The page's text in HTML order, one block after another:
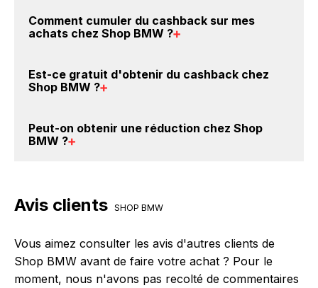
promo chez Shop BMW. Si descodes promo Shop
BMW sont disponibles sur notre site BackBackBack,
paragraphe codes promo Shop BMW.
Comment cumuler du cashback sur mes
achats chez Shop BMW ?
BMW : Créez votre compte sur BackBackBack et
cliquez sur le bouton Activer le cashback, réalisez
dans votre cagnotte au plus tard 48h après votre
Est-ce gratuit d'obtenir du cashback chez
Shop BMW ?
compte gratuitement pour cumuler vos réductions
Peut-on obtenir une réduction chez Shop
BMW ?
vous réalisez un achat sur le site web de Shop BMW.
bonus.
Avis clients SHOP BMW
Vous aimez consulter les avis d'autres clients de
Shop BMW avant de faire votre achat ? Pour le
moment, nous n'avons pas recolté de commentaires